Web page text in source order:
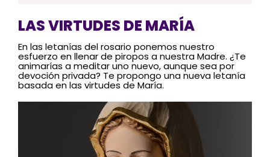
LAS VIRTUDES DE MARÍA
En las letanías del rosario ponemos nuestro
esfuerzo en llenar de piropos a nuestra Madre. ¿Te
animarías a meditar uno nuevo, aunque sea por
devoción privada? Te propongo una nueva letanía
basada en las virtudes de María.